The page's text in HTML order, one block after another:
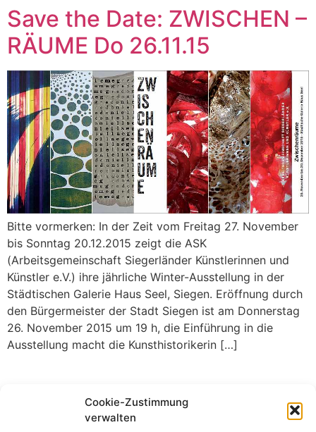
Cookie-Zustimmung
verwalten
Zum
Inhalt
springen
Save the Date: ZWISCHEN –
RÄUME Do 26.11.15
Bitte vormerken: In der Zeit vom Freitag 27. November
bis Sonntag 20.12.2015 zeigt die ASK
(Arbeitsgemeinschaft Siegerländer Künstlerinnen und
Künstler e.V.) ihre jährliche Winter-Ausstellung in der
Städtischen Galerie Haus Seel, Siegen. Eröffnung durch
den Bürgermeister der Stadt Siegen ist am Donnerstag
26. November 2015 um 19 h, die Einführung in die
Ausstellung macht die Kunsthistorikerin […]